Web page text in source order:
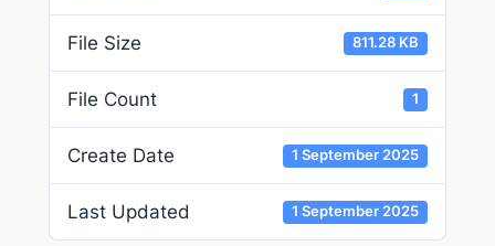
File Size 811.28 KB
File Count 1
Create Date 1 September 2025
Last Updated 1 September 2025